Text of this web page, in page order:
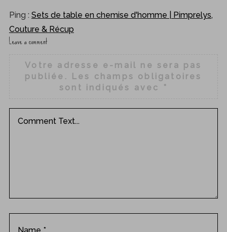
Ping : Sets de table en chemise d'homme | Pimprelys,
Couture & Récup
L
n
t
Leave a comment
Votre adresse e-mail ne sera pas
publiée.
Les champs obligatoires
sont indiqués avec
*